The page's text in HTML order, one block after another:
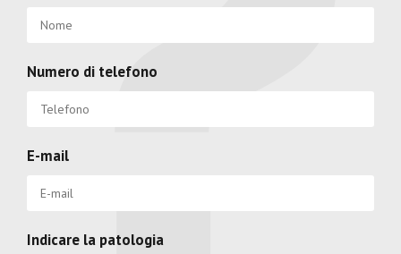
Numero di telefono
E-mail
Indicare la patologia